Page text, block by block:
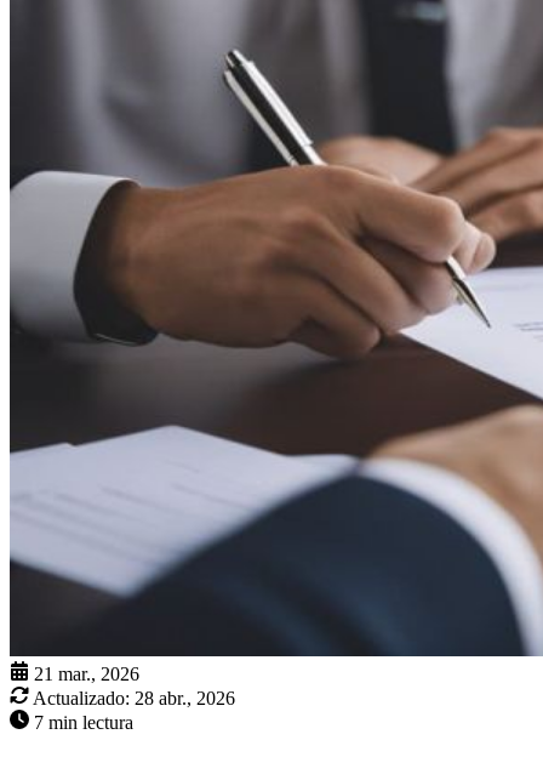
21 mar., 2026
Actualizado: 28 abr., 2026
7 min lectura